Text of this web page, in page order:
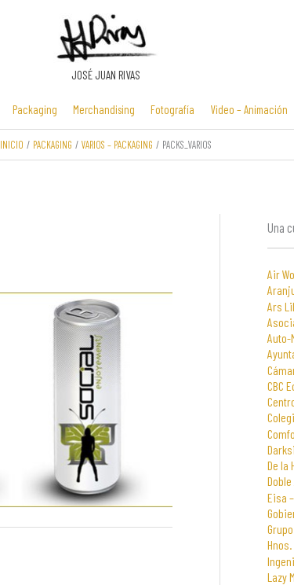
JOSÉ JUAN RIVAS
Identidad
Manuales y
Packaging Merchandising Fotografía Video – Animación
INICIO PACKAGING VARIOS – PACKAGING PACKS_VARIOS
Una
Air
Ars
Auto-
CBC
De la
Eisa
Lazy